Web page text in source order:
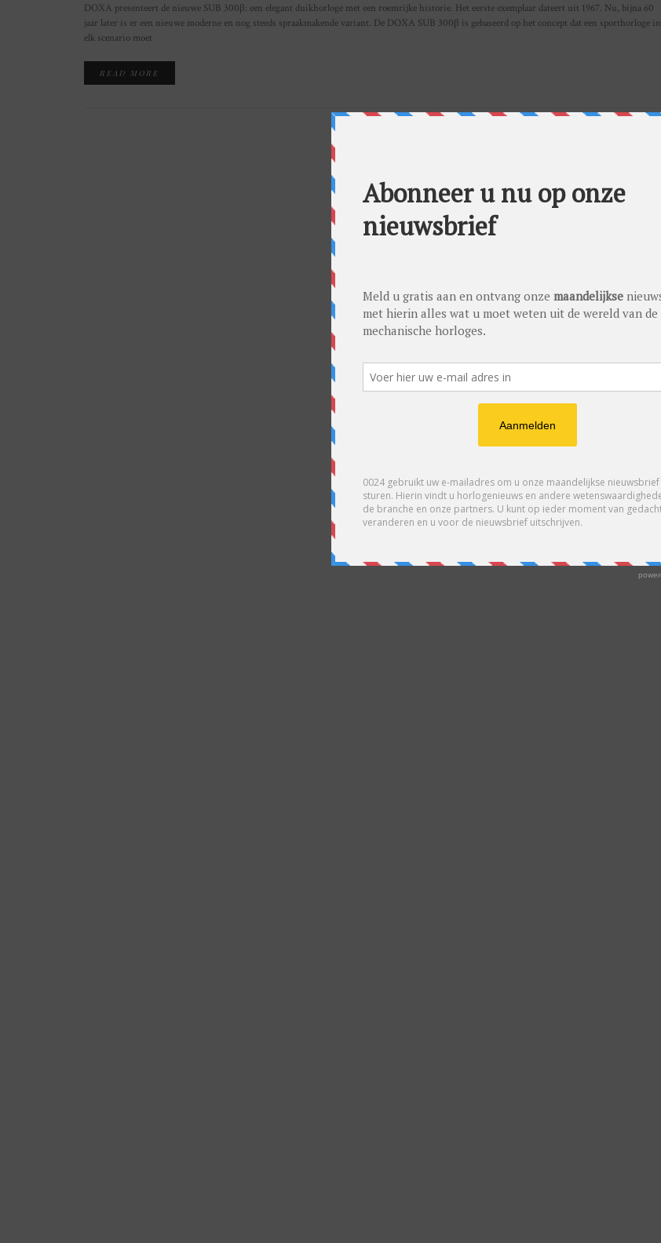
DOXA presenteert de nieuwe SUB 300β: een elegant duikhorloge met een roemrijke historie. Het eerste exemplaar dateert uit 1967. Nu, bijna 60
jaar later is er een nieuwe moderne en nog steeds spraakmakende variant. De DOXA SUB 300β is gebaseerd op het concept dat een sporthorloge in
elk scenario moet
READ MORE